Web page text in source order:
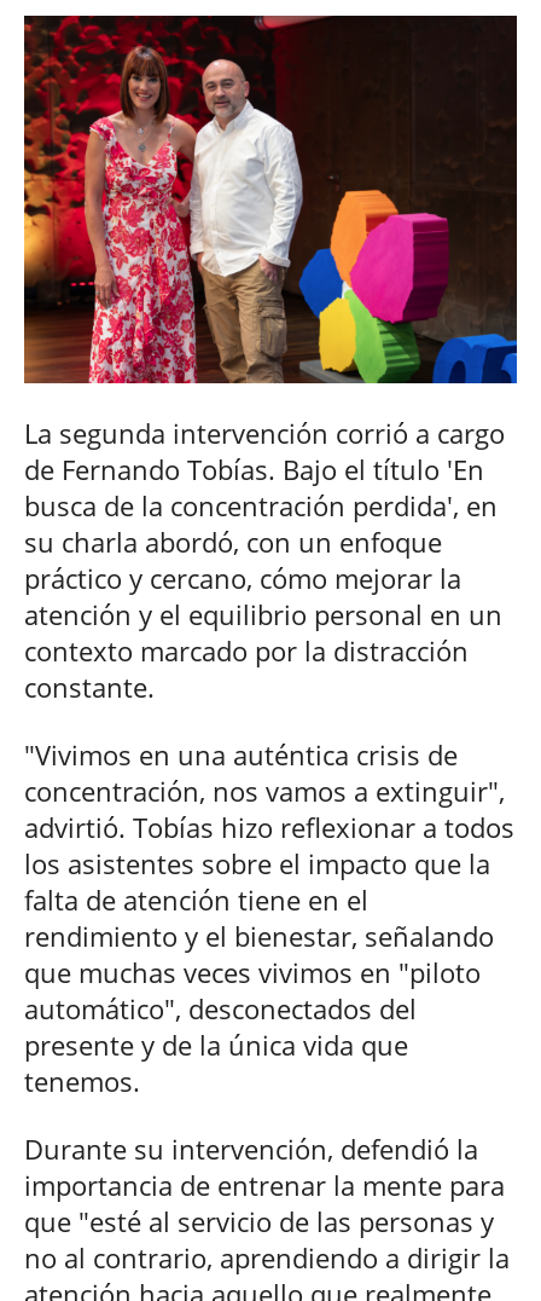
La segunda intervención corrió a cargo
de Fernando Tobías. Bajo el título 'En
busca de la concentración perdida', en
su charla abordó, con un enfoque
práctico y cercano, cómo mejorar la
atención y el equilibrio personal en un
contexto marcado por la distracción
constante.
"Vivimos en una auténtica crisis de
concentración, nos vamos a extinguir",
advirtió. Tobías hizo reflexionar a todos
los asistentes sobre el impacto que la
falta de atención tiene en el
rendimiento y el bienestar, señalando
que muchas veces vivimos en "piloto
automático", desconectados del
presente y de la única vida que
tenemos.
Durante su intervención, defendió la
importancia de entrenar la mente para
que "esté al servicio de las personas y
no al contrario, aprendiendo a dirigir la